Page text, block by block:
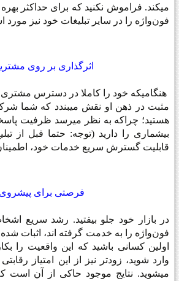
میکند. فراموش نکنید که برای حداکثر
فون‌واژه را در سایر تبلیغات خود نیز مورد
اثرگذاری بر روی
هنگامیکه خود را کاملا در دسترس مشتری
مثبت در ذهن او نقش میبندد که شما
هستید؛ چراکه به نظر میرسد ظرفیت
بیشماری را دارید (توجه: حتما قبل از
قابلیت گسترش سریع خدمات خود،
فرصتی برای پیشروی
در بازار خود جلو بیفتید. رشد سریع
فون‌واژه را به خدمت گرفته اند، اثبات
اولین کسانی باشید که این واقعیت را
وارد شوید، زودتر نیز از این امتیاز
میشوید. نتایج موجود حاکی از آن است